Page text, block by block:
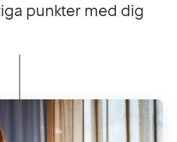
punkter med dig